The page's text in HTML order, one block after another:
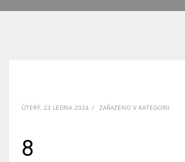
ÚTERÝ, 23 LEDNA 2024 / ZAŘAZENO V KATEGORII
8